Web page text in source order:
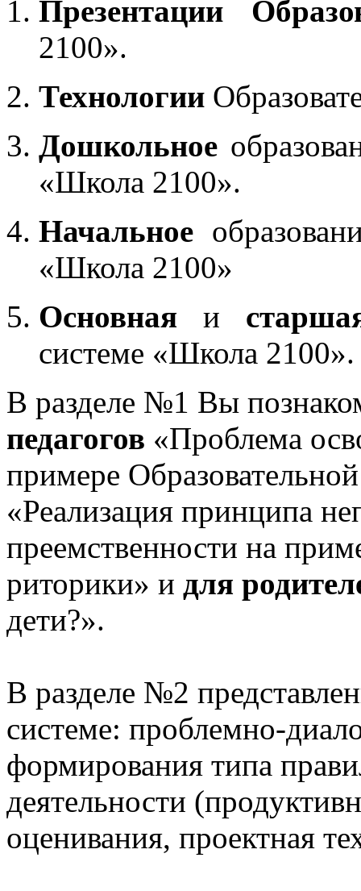
Презентации
2100».
Технологии
Дошкольное
«Школа 2100».
Начальное
«Школа 2100»
Основная и
системе «Школа 2100».
В разделе №1 Вы
педагогов «Проблема
примере
«Реализация принципа
преемственности на
риторики» и для
дети?».
В разделе №2
системе: проблемно-
формирования типа
деятельности
оценивания, проектная